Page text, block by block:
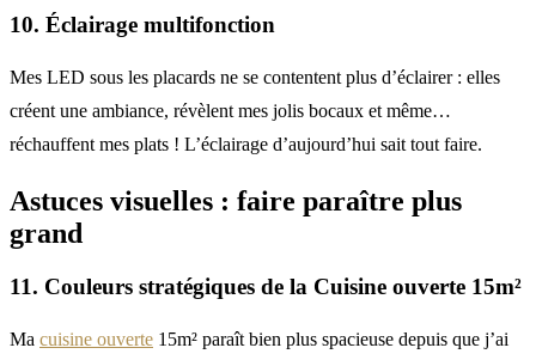
10. Éclairage multifonction
Mes LED sous les placards ne se contentent plus d’éclairer : elles
créent une ambiance, révèlent mes jolis bocaux et même…
réchauffent mes plats ! L’éclairage d’aujourd’hui sait tout faire.
Astuces visuelles : faire paraître plus
grand
11. Couleurs stratégiques de la Cuisine ouverte 15m²
Ma cuisine ouverte 15m² paraît bien plus spacieuse depuis que j’ai